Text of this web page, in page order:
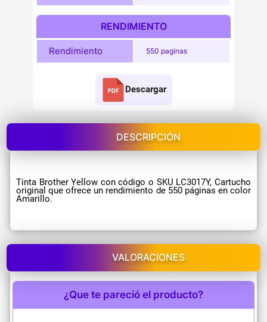
RENDIMIENTO
Rendimiento 550 paginas
Descargar
DESCRIPCIÓN
Tinta Brother Yellow con código o SKU LC3017Y, Cartucho
original que ofrece un rendimiento de 550 páginas en color
Amarillo.
VALORACIONES
¿Que te pareció el producto?